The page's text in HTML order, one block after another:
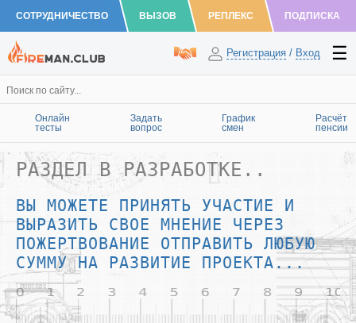
СОТРУДНИЧЕСТВО ВЫЗОВ РЕПЛЕКС ПОДПИСКА
Регистрация / Вход
Онлайн
тесты
Задать
вопрос
График
смен
Расчёт
пенсии
РАЗДЕЛ В РАЗРАБОТКЕ..
ВЫ МОЖЕТЕ ПРИНЯТЬ УЧАСТИЕ И
ВЫРАЗИТЬ СВОЕ МНЕНИЕ ЧЕРЕЗ
ПОЖЕРТВОВАНИЕ ОТПРАВИТЬ ЛЮБУЮ
СУММУ НА РАЗВИТИЕ ПРОЕКТА...